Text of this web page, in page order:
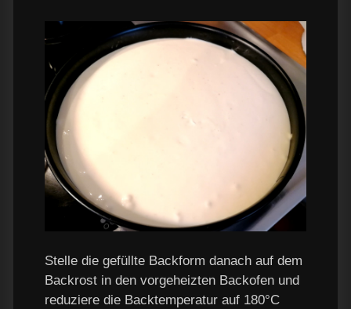
Stelle die gefüllte Backform danach auf dem
Backrost in den vorgeheizten Backofen und
reduziere die Backtemperatur auf 180°C